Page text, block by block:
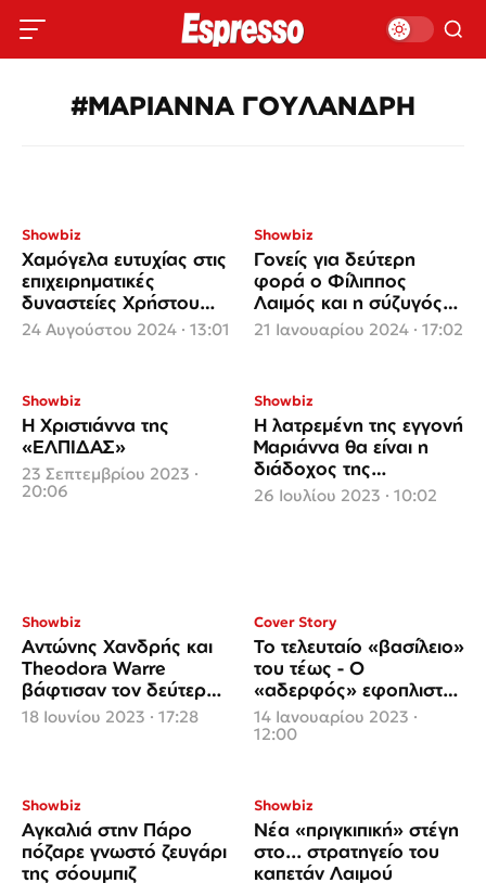
#ΜΑΡΙΑΝΝΑ ΓΟΥΛΑΝΔΡΗ
Showbiz
Χαμόγελα ευτυχίας στις
επιχειρηματικές
δυναστείες Χρήστου
Κοπελούζου και
Φίλιππου Λαιμού
24 Αυγούστου 2024 · 13:01
Showbiz
Γονείς για δεύτερη
φορά ο Φίλιππος
Λαιμός και η σύζυγός
του Μαριάννα
Γουλανδρή
21 Ιανουαρίου 2024 · 17:02
Showbiz
Η Χριστιάννα της
«ΕΛΠΙΔΑΣ»
23 Σεπτεμβρίου 2023 ·
20:06
Showbiz
Η λατρεμένη της εγγονή
Μαριάννα θα είναι η
διάδοχος της
Μαριάννας Β.
26 Ιουλίου 2023 · 10:02
Showbiz
Αντώνης Χανδρής και
Theodora Warre
βάφτισαν τον δεύτερο
γιο τους
18 Ιουνίου 2023 · 17:28
Cover Story
Το τελευταίο «βασίλειο»
του τέως - Ο
«αδερφός» εφοπλιστής
που έδωσε το λουξ
οροφοδιαμέρισμα
14 Ιανουαρίου 2023 ·
12:00
Showbiz
Αγκαλιά στην Πάρο
πόζαρε γνωστό ζευγάρι
της σόουμπιζ
Showbiz
Νέα «πριγκιπική» στέγη
στο... στρατηγείο του
καπετάν Λαιμού